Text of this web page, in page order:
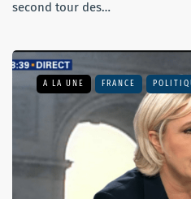
second tour des…
A LA UNE FRANCE